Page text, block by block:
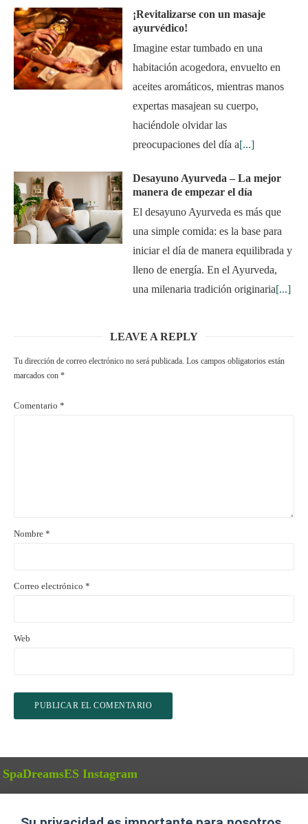
¡Revitalizarse con un masaje
ayurvédico!
Imagine estar tumbado en una
habitación acogedora, envuelto en
aceites aromáticos, mientras manos
expertas masajean su cuerpo,
haciéndole olvidar las
preocupaciones del día a[...]
Desayuno Ayurveda – La mejor
manera de empezar el día
El desayuno Ayurveda es más que
una simple comida: es la base para
iniciar el día de manera equilibrada y
lleno de energía. En el Ayurveda,
una milenaria tradición originaria[...]
LEAVE A REPLY
Tu dirección de correo electrónico no será publicada. Los campos obligatorios están
marcados con *
Comentario *
Nombre *
Correo electrónico *
Web
SpaDreamsES Instagram